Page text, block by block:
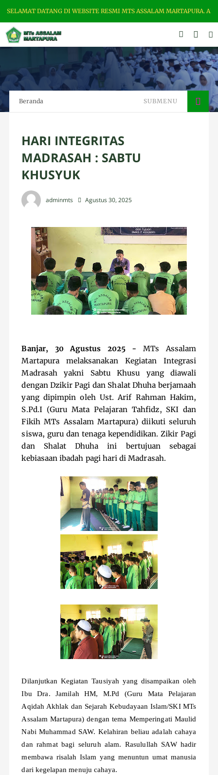
DATANG DI WEBSITE RESMI MTS ASSALAM MARTAPURA.
Beranda SUBMENU
HARI INTEGRITAS
MADRASAH : SABTU
KHUSYUK
adminmts Agustus 30, 2025
Banjar, 30 Agustus 2025-MTs Assalam
Martapura melaksanakan Kegiatan Integrasi
Madrasah yakni Sabtu Khusu yang diawali
dengan Dzikir Pagi dan Shalat Dhuha berjamaah
yang dipimpin oleh Ust. Arif Rahman Hakim,
S.Pd.I (Guru Mata Pelajaran Tahfidz, SKI dan
Fikih MTs Assalam Martapura) diikuti seluruh
siswa, guru dan tenaga kependidikan. Zikir Pagi
dan Shalat Dhuha ini bertujuan sebagai
kebiasaan ibadah pagi hari di Madrasah.
Dilanjutkan Kegiatan Tausiyah yang disampaikan oleh
Ibu Dra. Jamilah HM, M.Pd (Guru Mata Pelajaran
Aqidah Akhlak dan Sejarah Kebudayaan Islam/SKI MTs
Assalam Martapura) dengan tema Memperingati Maulid
Nabi Muhammad SAW. Kelahiran beliau adalah cahaya
dan rahmat bagi seluruh alam. Rasulullah SAW hadir
membawa risalah Islam yang menuntun umat manusia
dari kegelapan menuju cahaya.